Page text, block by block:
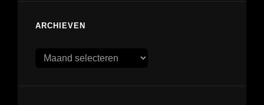
ARCHIEVEN
Archieven